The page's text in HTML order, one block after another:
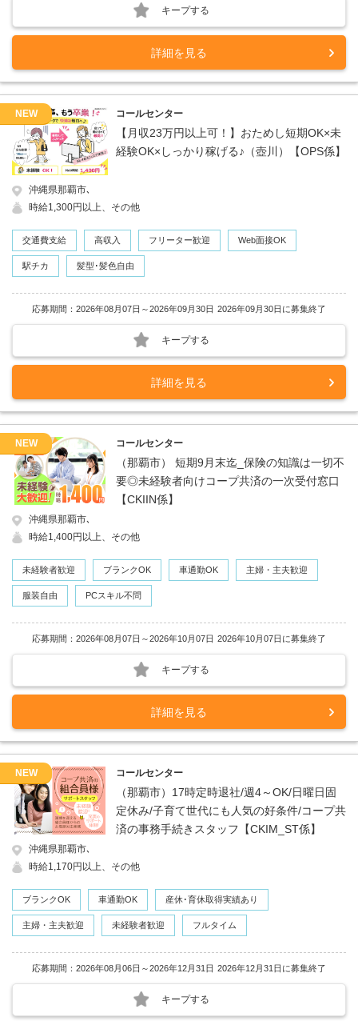
キープする
詳細を見る
NEW コールセンター
【月収23万円以上可！】おためし短期OK×未
経験OK×しっかり稼げる♪（壺川）【OPS係】
沖縄県那覇市､
時給1,300円以上、その他
交通費支給 高収入 フリーター歓迎 Web面接OK
駅チカ 髪型･髪色自由
応募期間：2026年08月07日～2026年09月30日 2026年09月30日に募集終了
キープする
詳細を見る
NEW コールセンター
（那覇市） 短期9月末迄_保険の知識は一切不
要◎未経験者向けコープ共済の一次受付窓口
【CKIIN係】
沖縄県那覇市､
時給1,400円以上、その他
未経験者歓迎 ブランクOK 車通勤OK 主婦・主夫歓迎
服装自由 PCスキル不問
応募期間：2026年08月07日～2026年10月07日 2026年10月07日に募集終了
キープする
詳細を見る
NEW コールセンター
（那覇市）17時定時退社/週4～OK/日曜日固
定休み/子育て世代にも人気の好条件/コープ共
済の事務手続きスタッフ【CKIM_ST係】
沖縄県那覇市､
時給1,170円以上、その他
ブランクOK 車通勤OK 産休･育休取得実績あり
主婦・主夫歓迎 未経験者歓迎 フルタイム
応募期間：2026年08月06日～2026年12月31日 2026年12月31日に募集終了
キープする